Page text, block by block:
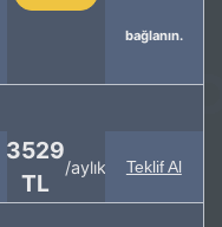
bağlanın.
3529
TL
/aylık Teklif Al